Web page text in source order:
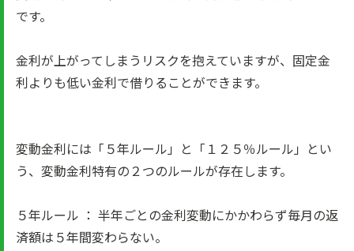
です。
金利が上がってしまうリスクを抱えていますが、固定金
利よりも低い金利で借りることができます。
変動金利には「５年ルール」と「１２５％ルール」とい
う、変動金利特有の２つのルールが存在します。
５年ルール ： 半年ごとの金利変動にかかわらず毎月の返
済額は５年間変わらない。